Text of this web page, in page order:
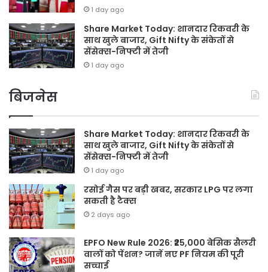
1 day ago
Share Market Today: शानदार रिकवरी के
साथ खुले बाजार, Gift Nifty के संकेतों से
सेंसेक्स-निफ्टी में तेजी
1 day ago
बिजनेस
Share Market Today: शानदार रिकवरी के
साथ खुले बाजार, Gift Nifty के संकेतों से
सेंसेक्स-निफ्टी में तेजी
1 day ago
रसोई गैस पर बड़ी खबर, सरकार LPG पर लगा
सकती है टैक्स
2 days ago
EPFO New Rule 2026: ₹25,000 बेसिक सैलरी
वालों को पेंशन? जानें नए PF नियम की पूरी
सच्चाई